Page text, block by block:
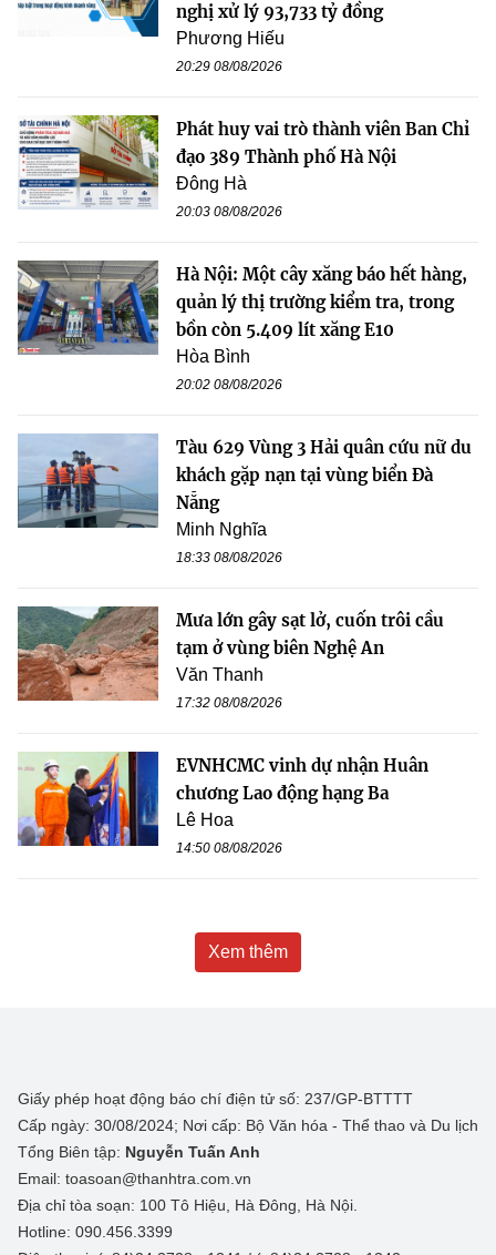
nghị xử lý 93,733 tỷ đồng
Phương Hiếu
20:29 08/08/2026
Phát huy vai trò thành viên Ban Chỉ
đạo 389 Thành phố Hà Nội
Đông Hà
20:03 08/08/2026
Hà Nội: Một cây xăng báo hết hàng,
quản lý thị trường kiểm tra, trong
bồn còn 5.409 lít xăng E10
Hòa Bình
20:02 08/08/2026
Tàu 629 Vùng 3 Hải quân cứu nữ du
khách gặp nạn tại vùng biển Đà
Nẵng
Minh Nghĩa
18:33 08/08/2026
Mưa lớn gây sạt lở, cuốn trôi cầu
tạm ở vùng biên Nghệ An
Văn Thanh
17:32 08/08/2026
EVNHCMC vinh dự nhận Huân
chương Lao động hạng Ba
Lê Hoa
14:50 08/08/2026
Xem thêm
Giấy phép hoạt động báo chí điện tử số: 237/GP-BTTTT
Cấp ngày: 30/08/2024; Nơi cấp: Bộ Văn hóa - Thể thao và Du lịch
Tổng Biên tập: Nguyễn Tuấn Anh
Email: toasoan@thanhtra.com.vn
Địa chỉ tòa soạn: 100 Tô Hiệu, Hà Đông, Hà Nội.
Hotline: 090.456.3399